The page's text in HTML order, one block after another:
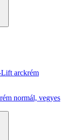
normál, vegyes